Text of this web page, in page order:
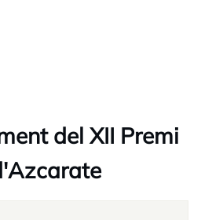
del XII Premi